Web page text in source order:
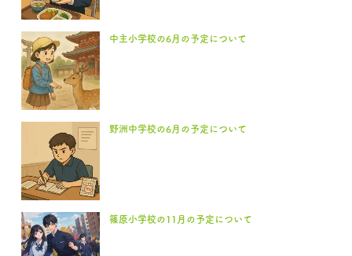
中主小学校の6月の予定について
野洲中学校の6月の予定について
篠原小学校の11月の予定について